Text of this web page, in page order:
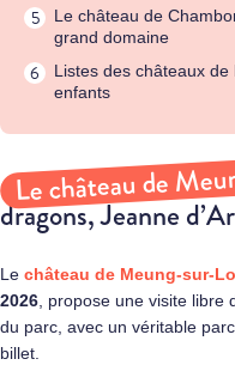
Le château de
grand domaine
Listes des châteaux
enfants
Le château de
dragons, Jeanne
Le château de Meung-sur-
2026, propose une visite libre
du parc, avec un véritable
billet.